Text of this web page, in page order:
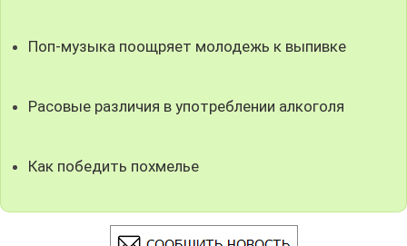
Поп-музыка поощряет молодежь к выпивке
Расовые различия в употреблении алкоголя
Как победить похмелье